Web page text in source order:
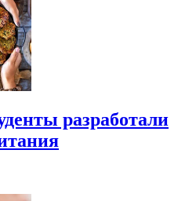
разработали